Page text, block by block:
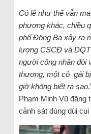
Có lẽ như thế vẫn
phương khác, chiều
phố Đông Ba xảy ra
lượng CSCĐ và
người công nhân đòi
thương, một cô gái
giờ không biết ra sao
Phạm Minh Vũ đăng
cảnh sát dùng dùi